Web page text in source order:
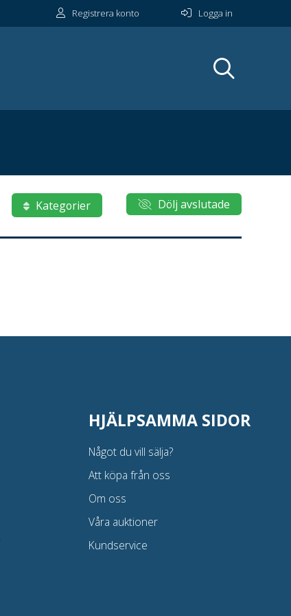
Registrera konto Logga in
Kategorier Dölj avslutade
HJÄLPSAMMA SIDOR
Något du vill sälja?
Att köpa från oss
Om oss
Våra auktioner
Kundservice